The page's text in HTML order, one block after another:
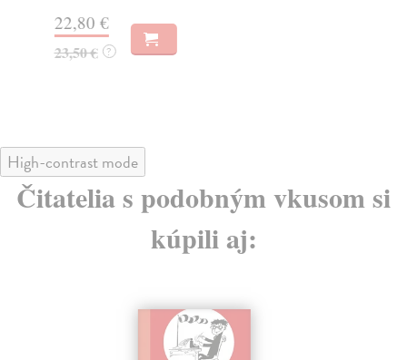
22,80 €
23,50 € ?
High-contrast mode
Čitatelia s podobným vkusom si
kúpili aj: